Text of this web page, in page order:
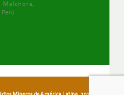
Melchora,
Perú